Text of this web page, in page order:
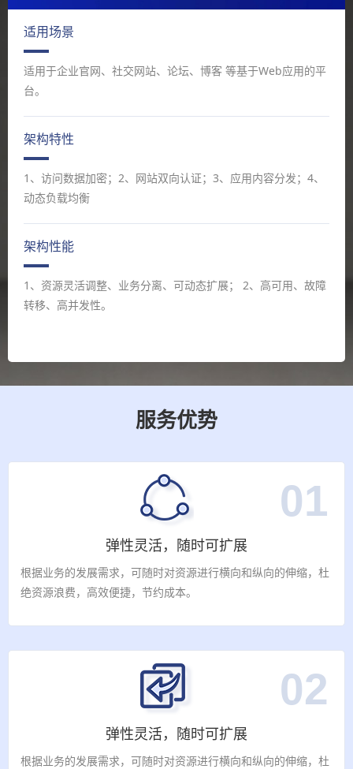
适用场景
适用于企业官网、社交网站、论坛、博客 等基于Web应用的平
台。
架构特性
1、访问数据加密；2、网站双向认证；3、应用内容分发；4、
动态负载均衡
架构性能
1、资源灵活调整、业务分离、可动态扩展； 2、高可用、故障
转移、高并发性。
服务优势
弹性灵活，随时可扩展
根据业务的发展需求，可随时对资源进行横向和纵向的伸缩，杜
绝资源浪费，高效便捷，节约成本。
01
弹性灵活，随时可扩展
根据业务的发展需求，可随时对资源进行横向和纵向的伸缩，杜
02